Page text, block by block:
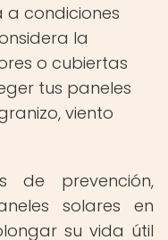
a condiciones
la
o cubiertas
tus paneles
viento
de prevención,
solares en
su vida útil